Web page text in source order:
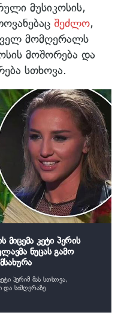
მუსიკოსის,
შეძლო,
მომღერალს
მოშორება და
სთხოვა.
მიცემა კეტი პერის
ნუცას გამო
პერიმ მას სთხოვა,
და სიმღერაზე